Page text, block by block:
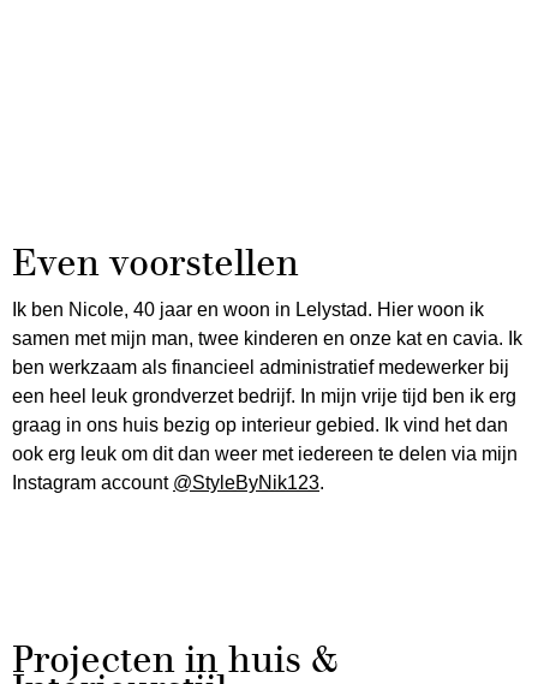
Even voorstellen
Ik ben Nicole, 40 jaar en woon in Lelystad. Hier woon ik
samen met mijn man, twee kinderen en onze kat en cavia. Ik
ben werkzaam als financieel administratief medewerker bij
een heel leuk grondverzet bedrijf. In mijn vrije tijd ben ik erg
graag in ons huis bezig op interieur gebied. Ik vind het dan
ook erg leuk om dit dan weer met iedereen te delen via mijn
Instagram account @StyleByNik123.
Projecten in huis &